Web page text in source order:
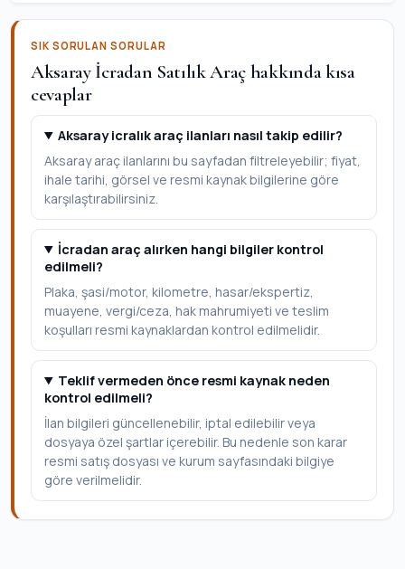
SIK SORULAN SORULAR
Aksaray İcradan Satılık Araç hakkında kısa
cevaplar
Aksaray icralık araç ilanları nasıl takip edilir?
Aksaray araç ilanlarını bu sayfadan filtreleyebilir; fiyat,
ihale tarihi, görsel ve resmi kaynak bilgilerine göre
karşılaştırabilirsiniz.
İcradan araç alırken hangi bilgiler kontrol
edilmeli?
Plaka, şasi/motor, kilometre, hasar/ekspertiz,
muayene, vergi/ceza, hak mahrumiyeti ve teslim
koşulları resmi kaynaklardan kontrol edilmelidir.
Teklif vermeden önce resmi kaynak neden
kontrol edilmeli?
İlan bilgileri güncellenebilir, iptal edilebilir veya
dosyaya özel şartlar içerebilir. Bu nedenle son karar
resmi satış dosyası ve kurum sayfasındaki bilgiye
göre verilmelidir.